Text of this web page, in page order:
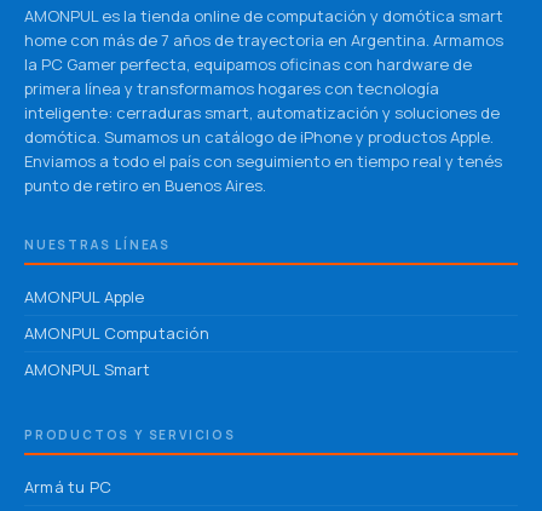
AMONPUL es la tienda online de computación y domótica smart
home con más de 7 años de trayectoria en Argentina. Armamos
la PC Gamer perfecta, equipamos oficinas con hardware de
primera línea y transformamos hogares con tecnología
inteligente: cerraduras smart, automatización y soluciones de
domótica. Sumamos un catálogo de iPhone y productos Apple.
Enviamos a todo el país con seguimiento en tiempo real y tenés
punto de retiro en Buenos Aires.
NUESTRAS LÍNEAS
AMONPUL Apple
AMONPUL Computación
AMONPUL Smart
PRODUCTOS Y SERVICIOS
Armá tu PC